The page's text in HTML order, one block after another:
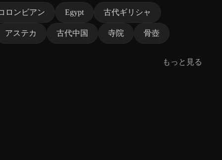
ロンビアン Egypt 古代ギリシャ
アステカ 古代中国 寺院 骨壺
もっと見る